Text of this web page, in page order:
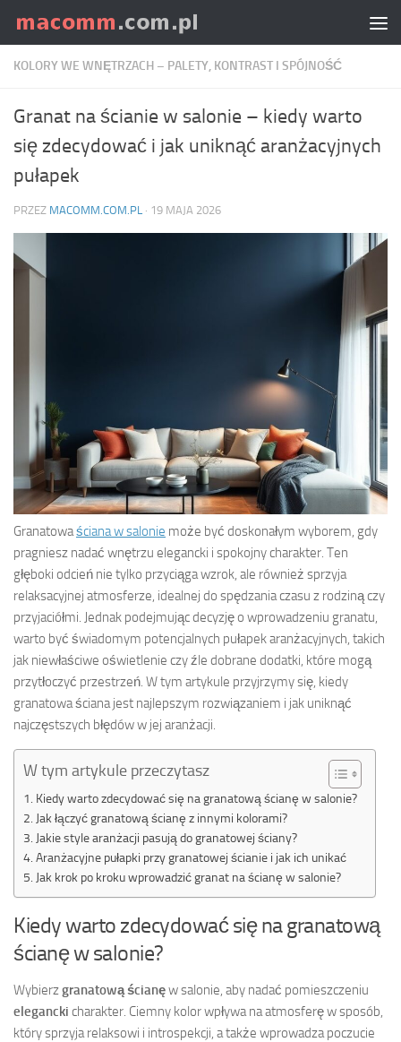
Skip to content
KOLORY WE WNĘTRZACH – PALETY, KONTRAST I SPÓJNOŚĆ
Granat na ścianie w salonie – kiedy warto
się zdecydować i jak uniknąć aranżacyjnych
pułapek
PRZEZ MACOMM.COM.PL · 19 MAJA 2026
Granatowaściana w salonie może być doskonałym wyborem, gdy
pragniesz nadać wnętrzu elegancki i spokojny charakter. Ten
głęboki odcień nie tylko przyciąga wzrok, ale również sprzyja
relaksacyjnej atmosferze, idealnej do spędzania czasu z rodziną czy
przyjaciółmi. Jednak podejmując decyzję o wprowadzeniu granatu,
warto być świadomym potencjalnych pułapek aranżacyjnych, takich
jak niewłaściwe oświetlenie czy źle dobrane dodatki, które mogą
przytłoczyć przestrzeń. W tym artykule przyjrzymy się, kiedy
granatowa ściana jest najlepszym rozwiązaniem i jak uniknąć
najczęstszych błędów w jej aranżacji.
W tym artykule przeczytasz
Kiedy warto zdecydować się na granatową ścianę w salonie?
Jak łączyć granatową ścianę z innymi kolorami?
Jakie style aranżacji pasują do granatowej ściany?
Aranżacyjne pułapki przy granatowej ścianie i jak ich unikać
Jak krok po kroku wprowadzić granat na ścianę w salonie?
Kiedy warto zdecydować się na granatową
ścianę w salonie?
Wybierzgranatową ścianęw salonie, aby nadać pomieszczeniu
elegancki charakter. Ciemny kolor wpływa na atmosferę w sposób,
który sprzyja relaksowi i introspekcji, a także wprowadza poczucie